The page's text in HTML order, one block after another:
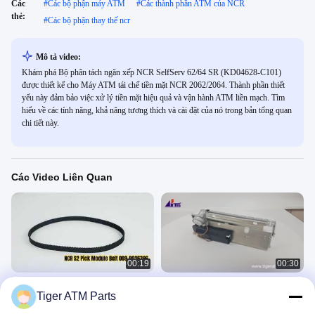
Các
thẻ:
#Các bộ phận máy ATM #Các thành phần ATM của NCR
#Các bộ phận thay thế ncr
Mô tả video:
Khám phá Bộ phân tách ngăn xếp NCR SelfServ 62/64 SR (KD04628-C101)
được thiết kế cho Máy ATM tái chế tiền mặt NCR 2062/2064. Thành phần thiết
yếu này đảm bảo việc xử lý tiền mặt hiệu quả và vận hành ATM liền mạch. Tìm
hiểu về các tính năng, khả năng tương thích và cài đặt của nó trong bản tổng quan
chi tiết này.
Các Video Liên Quan
00:19
NCR S2 Pick Module Belt 501-3MR-
10 009-0026396 Bộ phận ATM
NCR
00:30
Tiger ATM Parts